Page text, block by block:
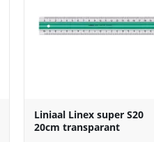
Liniaal Linex super S20
20cm transparant